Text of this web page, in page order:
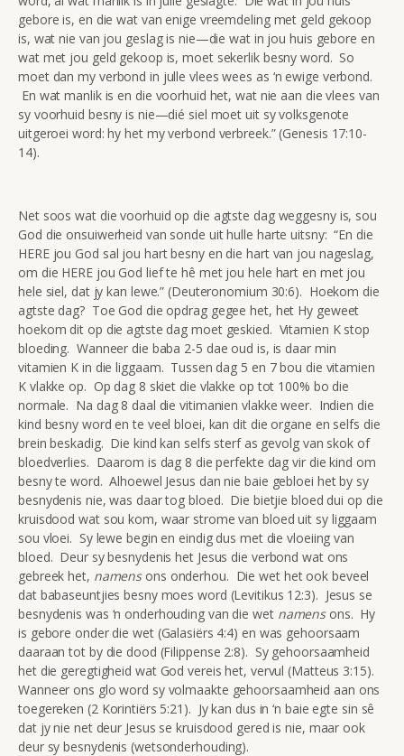
gebore is, en die wat van enige vreemdeling met geld gekoop
is, wat nie van jou geslag is nie—die wat in jou huis gebore en
wat met jou geld gekoop is, moet sekerlik besny word. So
moet dan my verbond in julle vlees wees as ‘n ewige verbond.
En wat manlik is en die voorhuid het, wat nie aan die vlees van
sy voorhuid besny is nie—dié siel moet uit sy volksgenote
uitgeroei word: hy het my verbond verbreek.” (Genesis 17:10-
14).
Net soos wat die voorhuid op die agtste dag weggesny is, sou
God die onsuiwerheid van sonde uit hulle harte uitsny: “En die
HERE jou God sal jou hart besny en die hart van jou nageslag,
om die HERE jou God lief te hê met jou hele hart en met jou
hele siel, dat jy kan lewe.” (Deuteronomium 30:6). Hoekom die
agtste dag? Toe God die opdrag gegee het, het Hy geweet
hoekom dit op die agtste dag moet geskied. Vitamien K stop
bloeding. Wanneer die baba 2-5 dae oud is, is daar min
vitamien K in die liggaam. Tussen dag 5 en 7 bou die vitamien
K vlakke op. Op dag 8 skiet die vlakke op tot 100% bo die
normale. Na dag 8 daal die vitimanien vlakke weer. Indien die
kind besny word en te veel bloei, kan dit die organe en selfs die
brein beskadig. Die kind kan selfs sterf as gevolg van skok of
bloedverlies. Daarom is dag 8 die perfekte dag vir die kind om
besny te word. Alhoewel Jesus dan nie baie gebloei het by sy
besnydenis nie, was daar tog bloed. Die bietjie bloed dui op die
kruisdood wat sou kom, waar strome van bloed uit sy liggaam
sou vloei. Sy lewe begin en eindig dus met die vloeiing van
bloed. Deur sy besnydenis het Jesus die verbond wat ons
gebreek het, namensons onderhou. Die wet het ook beveel
dat babaseuntjies besny moes word (Levitikus 12:3). Jesus se
besnydenis was ‘n onderhouding van die wet namensons. Hy
is gebore onder die wet (Galasiërs 4:4) en was gehoorsaam
daaraan tot by die dood (Filippense 2:8). Sy gehoorsaamheid
het die geregtigheid wat God vereis het, vervul (Matteus 3:15).
Wanneer ons glo word sy volmaakte gehoorsaamheid aan ons
toegereken (2 Korintiërs 5:21). Jy kan dus in ‘n baie egte sin sê
dat jy nie net deur Jesus se kruisdood gered is nie, maar ook
deur sy besnydenis (wetsonderhouding).